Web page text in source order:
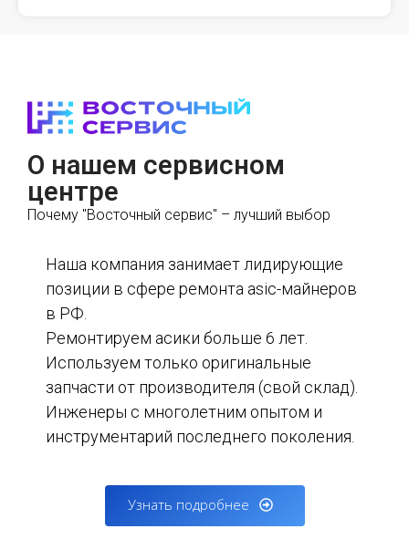
О нашем сервисном
центре
Почему "Восточный сервис" – лучший выбор
Наша компания занимает лидирующие
позиции в сфере ремонта asic-майнеров
в РФ.
Ремонтируем асики больше 6 лет.
Используем только оригинальные
запчасти от производителя (свой склад).
Инженеры с многолетним опытом и
инструментарий последнего поколения.
Узнать подробнее